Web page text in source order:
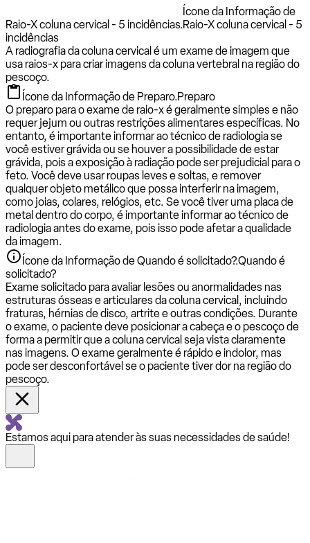
Ícone da Informação de
Raio-X coluna cervical - 5 incidências.Raio-X coluna cervical - 5
incidências
A radiografia da coluna cervical é um exame de imagem que
usa raios-x para criar imagens da coluna vertebral na região do
pescoço.
Ícone da Informação de Preparo.Preparo
O preparo para o exame de raio-x é geralmente simples e não
requer jejum ou outras restrições alimentares específicas. No
entanto, é importante informar ao técnico de radiologia se
você estiver grávida ou se houver a possibilidade de estar
grávida, pois a exposição à radiação pode ser prejudicial para o
feto. Você deve usar roupas leves e soltas, e remover
qualquer objeto metálico que possa interferir na imagem,
como joias, colares, relógios, etc. Se você tiver uma placa de
metal dentro do corpo, é importante informar ao técnico de
radiologia antes do exame, pois isso pode afetar a qualidade
da imagem.
Ícone da Informação de Quando é solicitado?.Quando é
solicitado?
Exame solicitado para avaliar lesões ou anormalidades nas
estruturas ósseas e articulares da coluna cervical, incluindo
fraturas, hérnias de disco, artrite e outras condições. Durante
o exame, o paciente deve posicionar a cabeça e o pescoço de
forma a permitir que a coluna cervical seja vista claramente
nas imagens. O exame geralmente é rápido e indolor, mas
pode ser desconfortável se o paciente tiver dor na região do
pescoço.
Estamos aqui para atender às suas necessidades de saúde!